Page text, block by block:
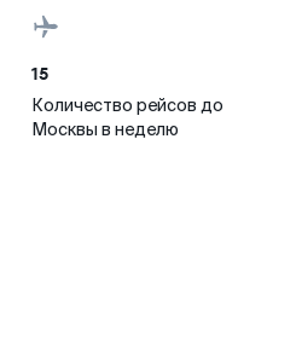
15
Количество рейсов до
Москвы в неделю